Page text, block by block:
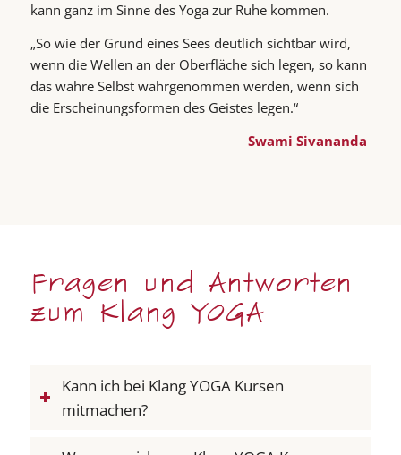
kann ganz im Sinne des Yoga zur Ruhe kommen.
„So wie der Grund eines Sees deutlich sichtbar wird,
wenn die Wellen an der Oberfläche sich legen, so kann
das wahre Selbst wahrgenommen werden, wenn sich
die Erscheinungsformen des Geistes legen.“
Swami Sivananda
Fragen und Antworten
zum Klang YOGA
Kann ich bei Klang YOGA Kursen
mitmachen?